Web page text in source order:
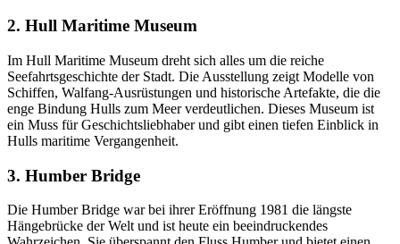
2. Hull Maritime Museum
Im Hull Maritime Museum dreht sich alles um die reiche
Seefahrtsgeschichte der Stadt. Die Ausstellung zeigt Modelle von
Schiffen, Walfang-Ausrüstungen und historische Artefakte, die die
enge Bindung Hulls zum Meer verdeutlichen. Dieses Museum ist
ein Muss für Geschichtsliebhaber und gibt einen tiefen Einblick in
Hulls maritime Vergangenheit.
3. Humber Bridge
Die Humber Bridge war bei ihrer Eröffnung 1981 die längste
Hängebrücke der Welt und ist heute ein beeindruckendes